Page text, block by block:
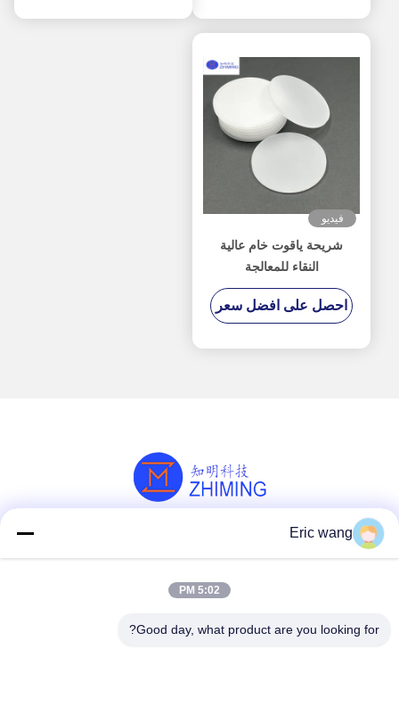
فيديو
شريحة ياقوت خام عالية
النقاء للمعالجة
احصل على افضل سعر
اتصل سريعًا
Eric wang
5:02 PM
Good day, what product are you looking for?